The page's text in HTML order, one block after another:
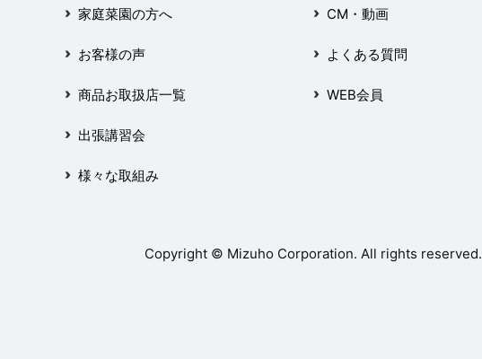
家庭菜園の方へ
お客様の声
商品お取扱店一覧
出張講習会
様々な取組み
CM・動画
よくある質問
WEB会員
Copyright © Mizuho Corporation. All rights reserved.